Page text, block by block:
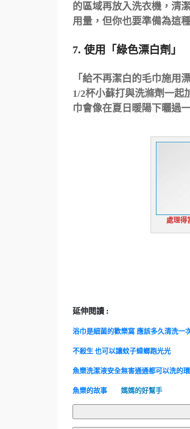
的區域再放入洗衣機，清
用量，但你也要準備為這
7. 使用「綠色漂白劑」
「給不再潔白的毛巾施用
1/2杯小蘇打與洗滌劑一起
巾會像在夏日暖陽下曬過一
處理得
延伸閱讀 :
浴巾是細菌的歡樂窩 應該多久清洗一
不殺生 也可以讓蚊子蟑螂跑光光
魚樂洗潔液安全無害通通都可以洗的
魚樂的故事 媽媽的好幫手